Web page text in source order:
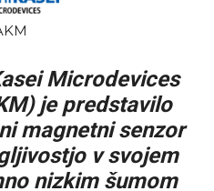
Microdevices
je predstavilo
magnetni senzor
v svojem
nizkim šumom